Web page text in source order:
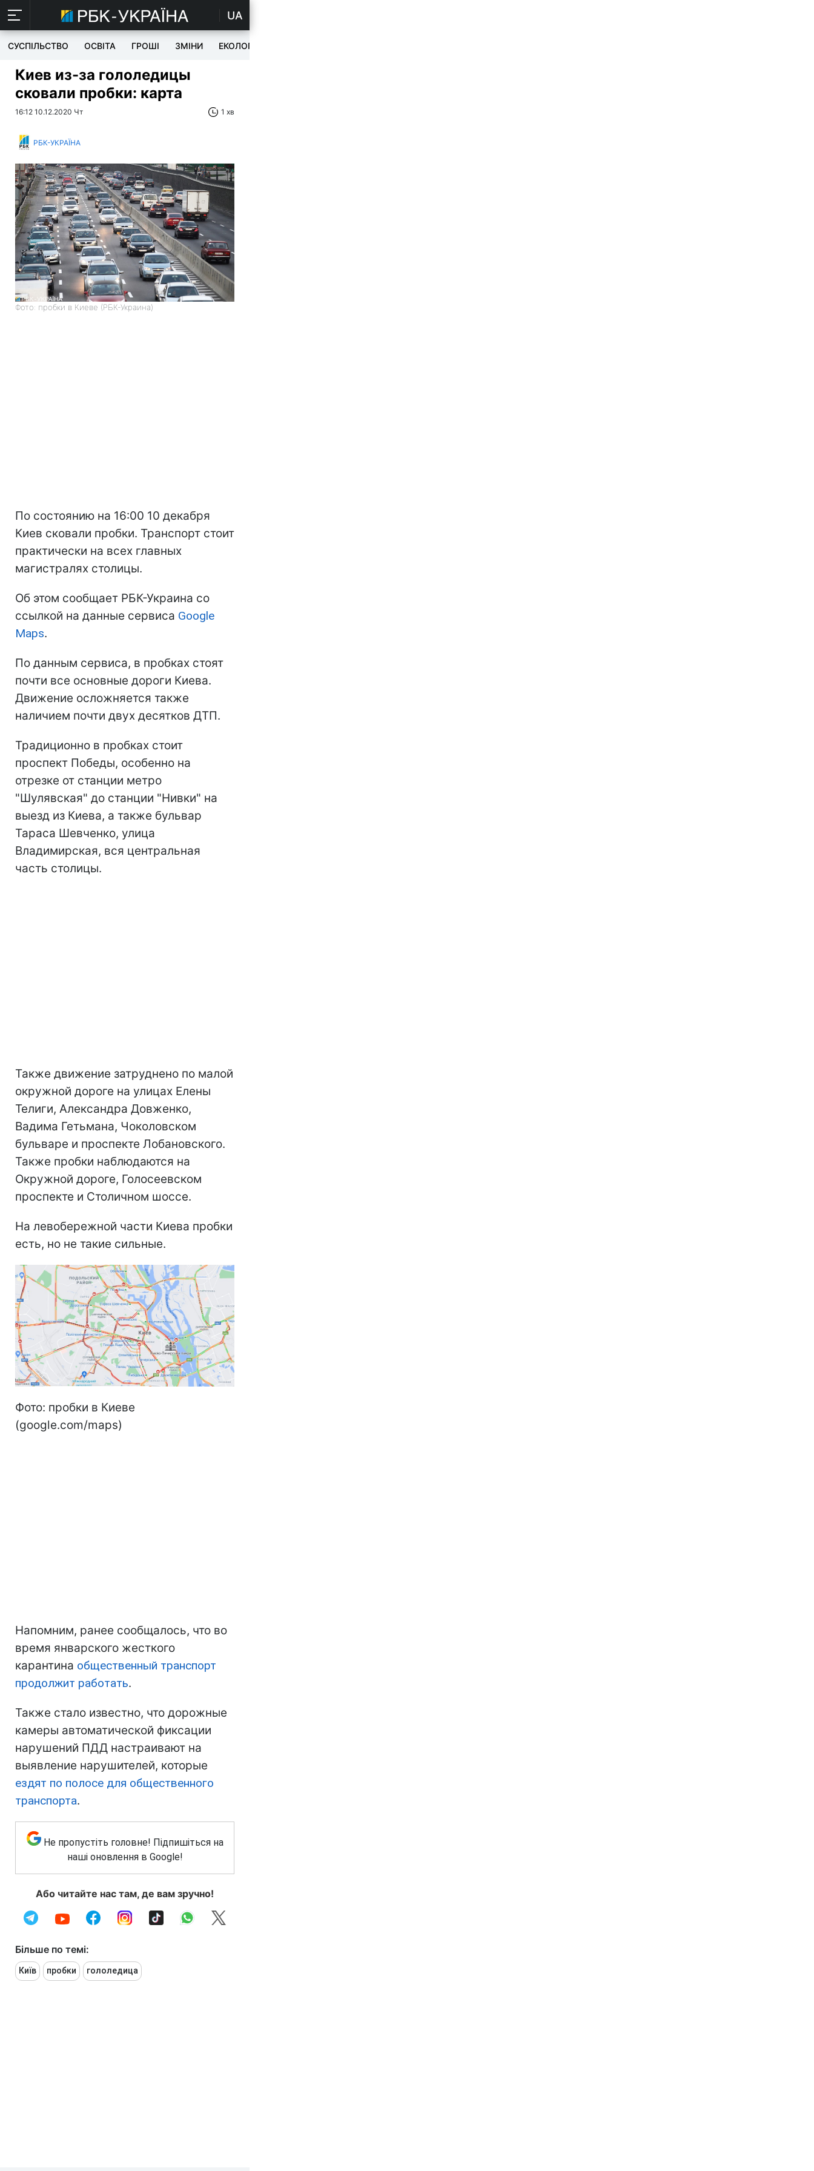
UA
СУСПІЛЬСТВО ОСВІТА ГРОШІ ЗМІНИ ЕКОЛОГІЯ
Киев из-за гололедицы
сковали пробки: карта
16:12 10.12.2020 Чт 1 хв
РБК-УКРАЇНА
Фото: пробки в Киеве (РБК-Украина)
По состоянию на 16:00 10 декабря
Киев сковали пробки. Транспорт стоит
практически на всех главных
магистралях столицы.
Об этом сообщает РБК-Украина со
ссылкой на данные сервиса Google
Maps.
По данным сервиса, в пробках стоят
почти все основные дороги Киева.
Движение осложняется также
наличием почти двух десятков ДТП.
Традиционно в пробках стоит
проспект Победы, особенно на
отрезке от станции метро
"Шулявская" до станции "Нивки" на
выезд из Киева, а также бульвар
Тараса Шевченко, улица
Владимирская, вся центральная
часть столицы.
Также движение затруднено по малой
окружной дороге на улицах Елены
Телиги, Александра Довженко,
Вадима Гетьмана, Чоколовском
бульваре и проспекте Лобановского.
Также пробки наблюдаются на
Окружной дороге, Голосеевском
проспекте и Столичном шоссе.
На левобережной части Киева пробки
есть, но не такие сильные.
Фото: пробки в Киеве
(google.com/maps)
Напомним, ранее сообщалось, что во
время январского жесткого
карантина общественный транспорт
продолжит работать.
Также стало известно, что дорожные
камеры автоматической фиксации
нарушений ПДД настраивают на
выявление нарушителей, которые
ездят по полосе для общественного
транспорта.
Не пропустіть головне! Підпишіться на
наші оновлення в Google!
Або читайте нас там, де вам зручно!
Більше по темі:
Київ пробки гололедица